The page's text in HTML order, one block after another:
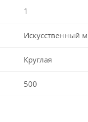
1
Искусственный
Круглая
500